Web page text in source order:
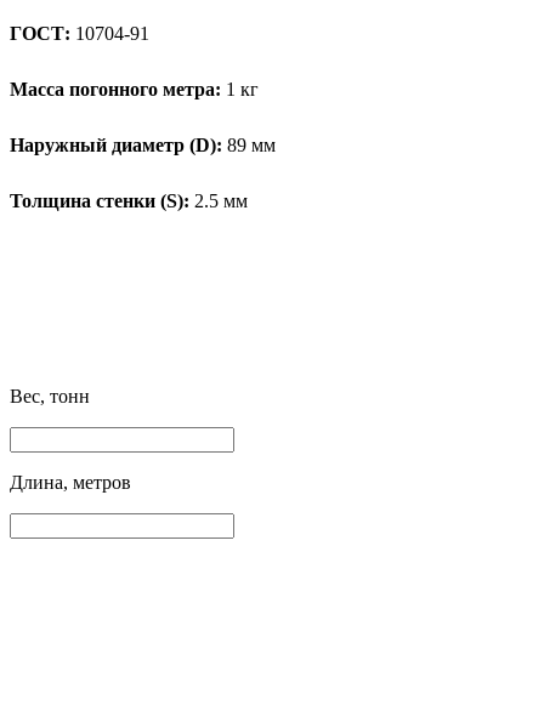
ГОСТ: 10704-91
Масса погонного метра: 1 кг
Наружный диаметр (D): 89 мм
Толщина стенки (S): 2.5 мм
Вес, тонн
Длина, метров